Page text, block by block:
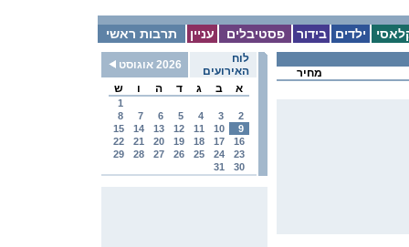
תרבות ראשי עניין פסטיבלים בידור ילדים
לוח
האירועים
2026 אוגוסט
א
ב ג ד ה ו ש
1
2
3
4
5
6
7
8
9
10
11
12
13
14
15
16
17
18
19
20
21
22
23
24
25
26
27
28
29
30
31
מחיר